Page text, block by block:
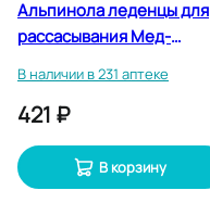
Альпинола леденцы для
рассасывания Мед-
В наличии в 231 аптеке
421 ₽
В корзину